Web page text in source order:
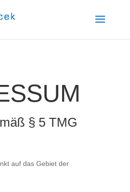
§ 5 TMG
auf das Gebiet der